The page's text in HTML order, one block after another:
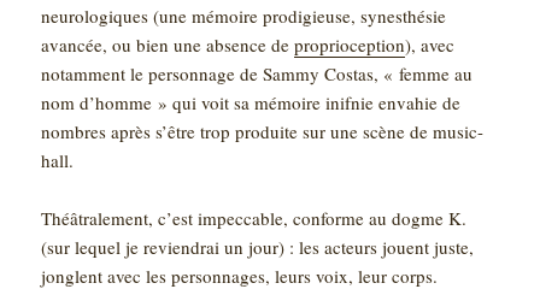
neurologiques (une mémoire prodigieuse, synesthésie
avancée, ou bien une absence deproprioception), avec
notamment le personnage de Sammy Costas, « femme au
nom d’homme » qui voit sa mémoire inifnie envahie de
nombres après s’être trop produite sur une scène de music-
hall.
Théâtralement, c’est impeccable, conforme au dogme K.
(sur lequel je reviendrai un jour) : les acteurs jouent juste,
jonglent avec les personnages, leurs voix, leur corps.